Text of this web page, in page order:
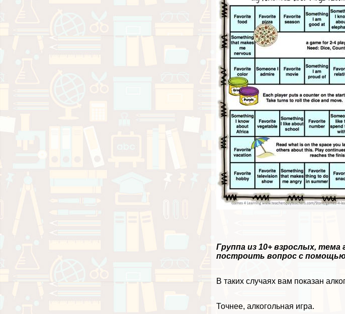
Группа из 10+ взрослых, тема
построить вопрос с помощью
В таких случаях вам показан
Точнее, алкогольная игра.